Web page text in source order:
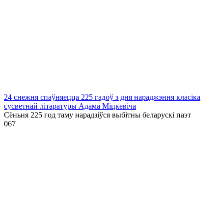
24 снежня спаўняецца 225 гадоў з дня нараджэння класіка
сусветнай літаратуры Адама Міцкевіча
Сёньня 225 год таму нарадзіўся выбітны беларускі паэт
067